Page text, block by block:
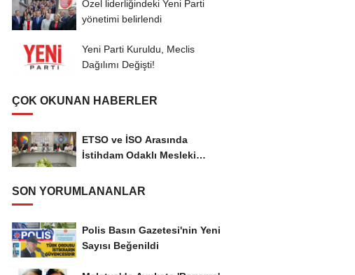
Özel liderliğindeki Yeni Parti
yönetimi belirlendi
Yeni Parti Kuruldu, Meclis
Dağılımı Değişti!
ÇOK OKUNAN HABERLER
ETSO ve İSO Arasında
İstihdam Odaklı Mesleki
SON YORUMLANANLAR
Polis Basın Gazetesi'nin Yeni
Sayısı Beğenildi